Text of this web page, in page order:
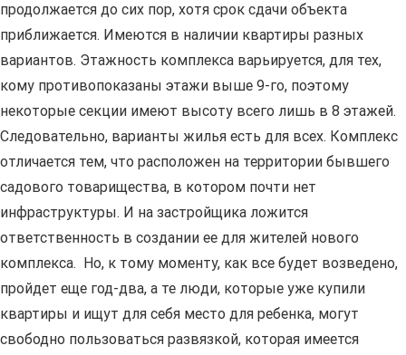
продолжается до сих пор, хотя срок сдачи объекта
приближается. Имеются в наличии квартиры разных
вариантов. Этажность комплекса варьируется, для тех,
кому противопоказаны этажи выше 9-го, поэтому
некоторые секции имеют высоту всего лишь в 8 этажей.
Следовательно, варианты жилья есть для всех. Комплекс
отличается тем, что расположен на территории бывшего
садового товарищества, в котором почти нет
инфраструктуры. И на застройщика ложится
ответственность в создании ее для жителей нового
комплекса. Но, к тому моменту, как все будет возведено,
пройдет еще год-два, а те люди, которые уже купили
квартиры и ищут для себя место для ребенка, могут
свободно пользоваться развязкой, которая имеется